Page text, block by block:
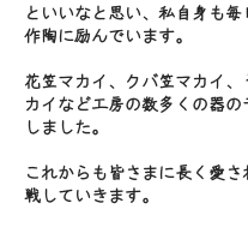
といいなと思い、私自身も毎
作陶に励んでいます。
花笠マカイ、クバ笠マカイ、
カイなど工房の数多くの器の
しました。
これからも皆さまに長く愛
戦していきます。